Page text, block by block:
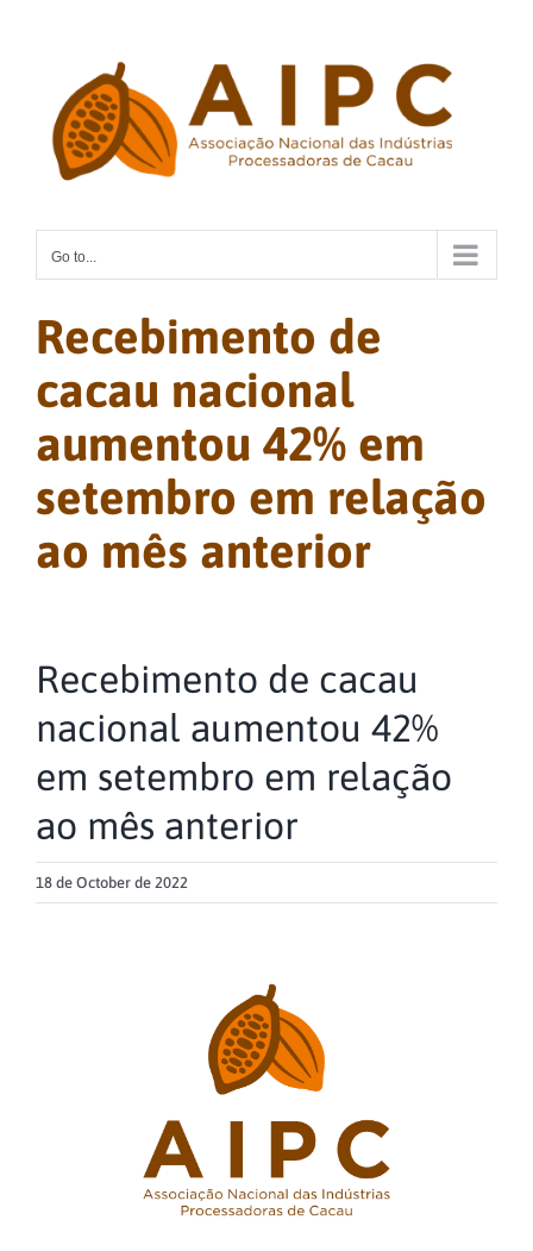
Go to...
Recebimento de
cacau nacional
aumentou 42% em
setembro em relação
ao mês anterior
Recebimento de cacau
nacional aumentou 42%
em setembro em relação
ao mês anterior
18 de October de 2022